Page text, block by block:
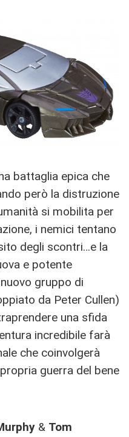
battaglia epica che
però la distruzione
si mobilita per
i nemici tentano
degli scontri…e la
e potente
gruppo di
da Peter Cullen)
una sfida
incredibile farà
che coinvolgerà
guerra del bene
& Tom